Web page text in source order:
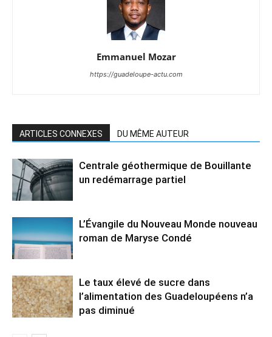
Emmanuel Mozar
https://guadeloupe-actu.com
ARTICLES CONNEXES DU MÊME AUTEUR
Centrale géothermique de Bouillante
un redémarrage partiel
L’Évangile du Nouveau Monde nouveau
roman de Maryse Condé
Le taux élevé de sucre dans
l’alimentation des Guadeloupéens n’a
pas diminué